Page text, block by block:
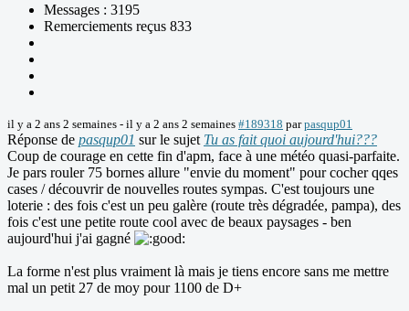
Messages : 3195
Remerciements reçus 833
il y a 2 ans 2 semaines - il y a 2 ans 2 semaines #189318 parpasqup01
Réponse de pasqup01 sur le sujet Tu as fait quoi aujourd'hui???
Coup de courage en cette fin d'apm, face à une météo quasi-parfaite.
Je pars rouler 75 bornes allure "envie du moment" pour cocher qqes
cases / découvrir de nouvelles routes sympas. C'est toujours une
loterie : des fois c'est un peu galère (route très dégradée, pampa), des
fois c'est une petite route cool avec de beaux paysages - ben
aujourd'hui j'ai gagné
La forme n'est plus vraiment là mais je tiens encore sans me mettre
mal un petit 27 de moy pour 1100 de D+